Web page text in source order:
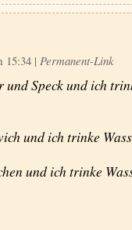
15:34 | Permanent-Link
Speck und ich
und ich trinke
und ich trinke